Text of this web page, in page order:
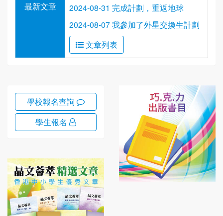
最新文章
2024-08-31 完成計劃，重返地球
2024-08-07 我參加了外星交換生計劃
文章列表
學校報名查詢
學生報名